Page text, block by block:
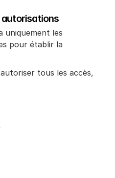
autorisations
uniquement les
pour établir la
tous les accès,